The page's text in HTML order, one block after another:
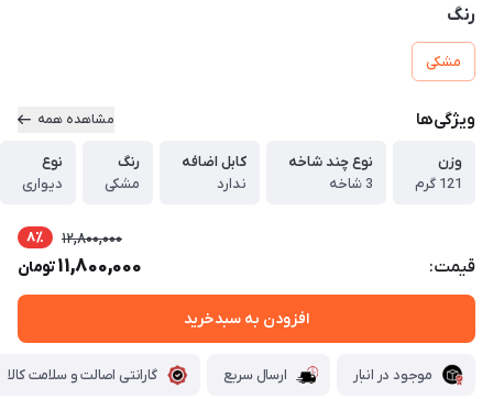
رنگ
مشکی
ویژگی‌ها مشاهده همه
وزن
121 گرم
نوع چند شاخه
3 شاخه
کابل اضافه
ندارد
رنگ
مشکی
نوع
دیواری
قیمت:
12,800,000 8٪
11,800,000تومان
افزودن به سبدخرید
موجود در انبار ارسال سریع گارانتی اصالت و سلامت کالا